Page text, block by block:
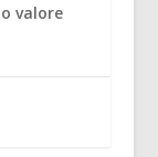
valore